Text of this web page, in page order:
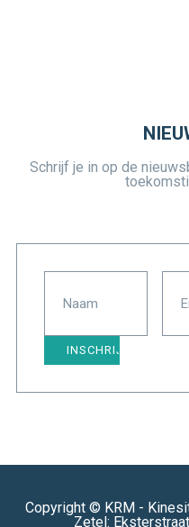
Schrijf je in op de
Copyright © KRM -
Zetel: